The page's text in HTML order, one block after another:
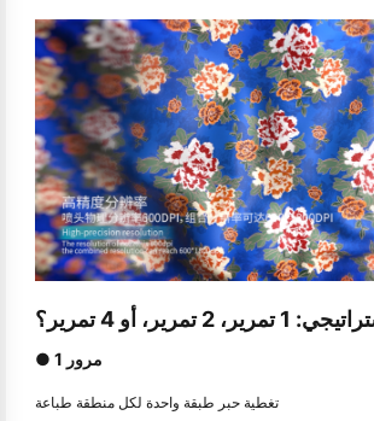
2 تمرير، أو 4 تمرير؟
● 1 مرور
تغطية حبر طبقة واحدة لكل منطقة طباعة